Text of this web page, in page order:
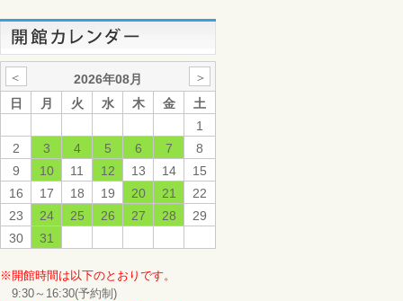
＜ 2026年08月
＞
日
月 火 水 木 金
土
1
2
3 4 5 6 7
8
9
10 11 12 13 14
15
16
17 18 19 20 21
22
23
24 25 26 27 28
29
30
31
※開館時間は以下のとおりです。
9:30～16:30(予約制)